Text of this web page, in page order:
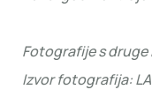
Fotografije s
Izvor fotografija: